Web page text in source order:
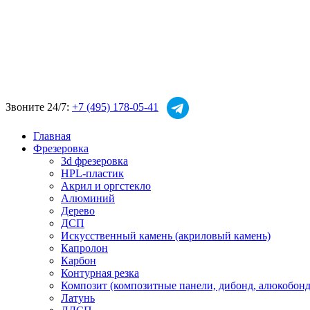
Звоните 24/7: +7 (495) 178-05-41
Главная
Фрезеровка
3d фрезеровка
HPL-пластик
Акрил и оргстекло
Алюминий
Дерево
ДСП
Искусственный камень (акриловый камень)
Капролон
Карбон
Контурная резка
Композит (композитные панели, дибонд,
Латунь